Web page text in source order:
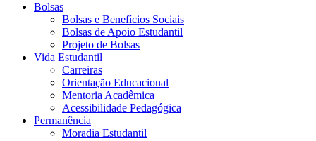
Bolsas
Bolsas e Benefícios Sociais
Bolsas de Apoio Estudantil
Projeto de Bolsas
Vida Estudantil
Carreiras
Orientação Educacional
Mentoria Acadêmica
Acessibilidade Pedagógica
Permanência
Moradia Estudantil